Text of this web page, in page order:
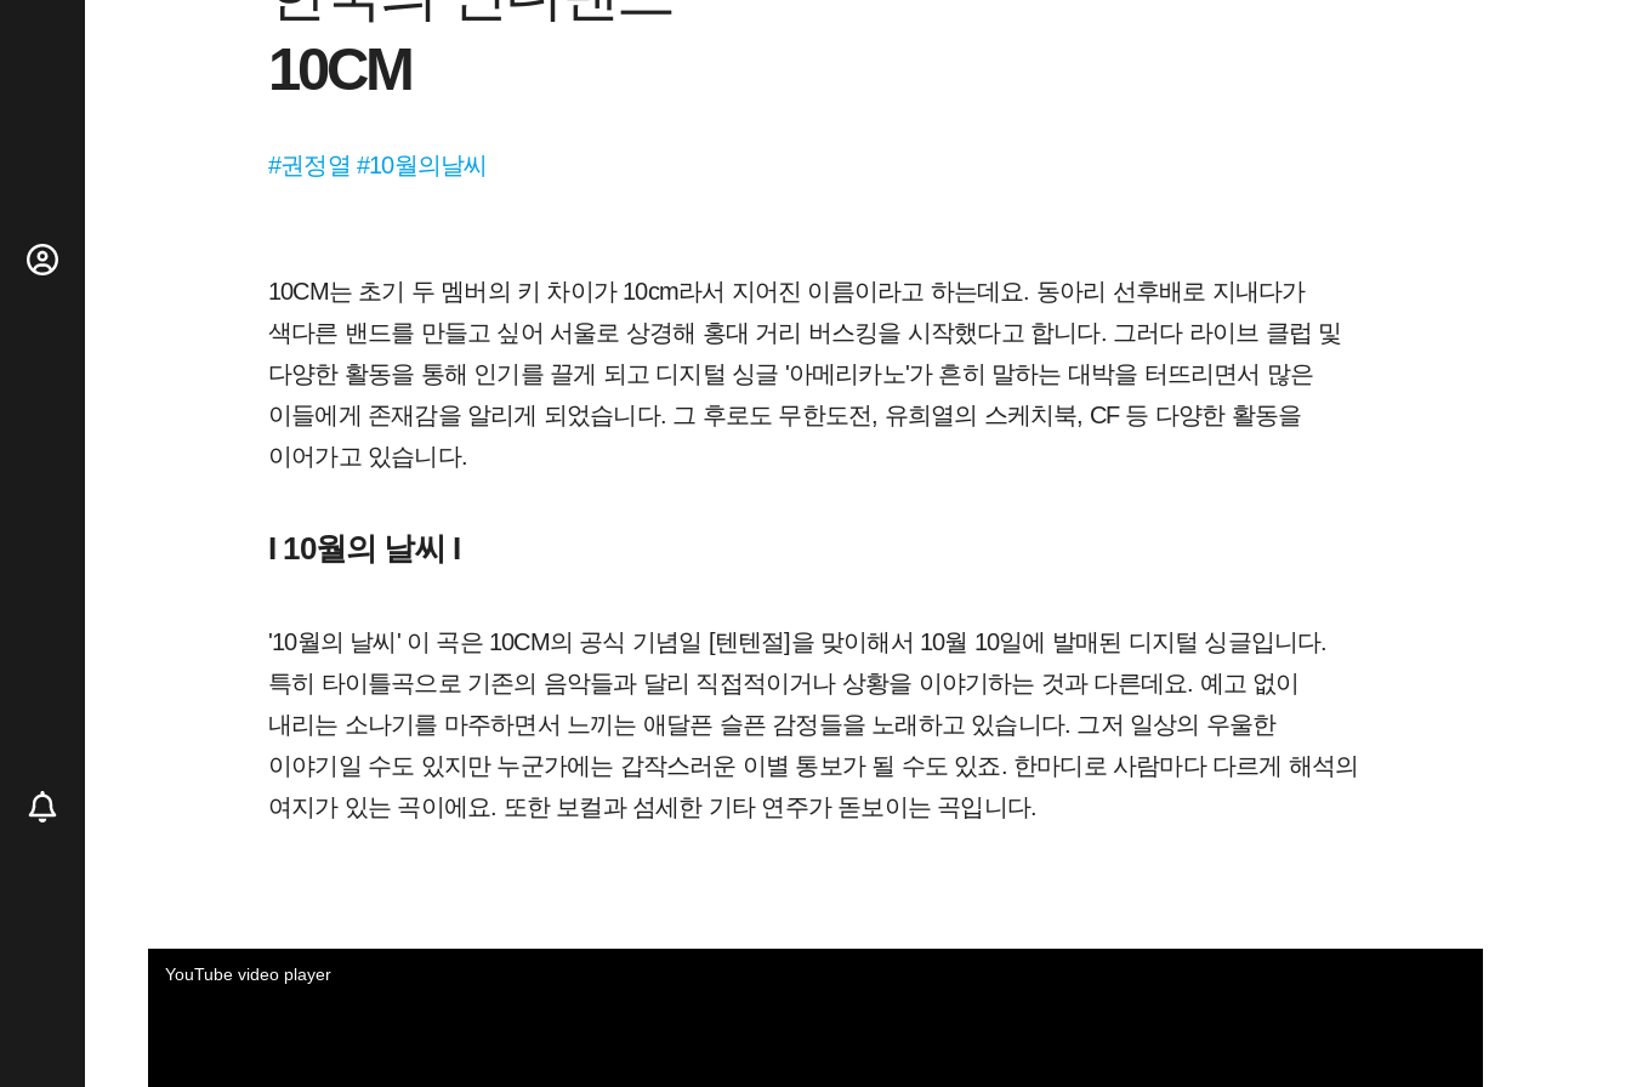
10CM
#권정열 #10월의날씨
10CM는 초기 두 멤버의 키 차이가 10cm라서 지어진 이름이라고 하는데요. 동아리 선후배로 지내다가
색다른 밴드를 만들고 싶어 서울로 상경해 홍대 거리 버스킹을 시작했다고 합니다. 그러다 라이브 클럽 및
다양한 활동을 통해 인기를 끌게 되고 디지털 싱글 '아메리카노'가 흔히 말하는 대박을 터뜨리면서 많은
이들에게 존재감을 알리게 되었습니다. 그 후로도 무한도전, 유희열의 스케치북, CF 등 다양한 활동을
이어가고 있습니다.
I 10월의 날씨 I
'10월의 날씨' 이 곡은 10CM의 공식 기념일 [텐텐절]을 맞이해서 10월 10일에 발매된 디지털 싱글입니다.
특히 타이틀곡으로 기존의 음악들과 달리 직접적이거나 상황을 이야기하는 것과 다른데요. 예고 없이
내리는 소나기를 마주하면서 느끼는 애달픈 슬픈 감정들을 노래하고 있습니다. 그저 일상의 우울한
이야기일 수도 있지만 누군가에는 갑작스러운 이별 통보가 될 수도 있죠. 한마디로 사람마다 다르게 해석의
여지가 있는 곡이에요. 또한 보컬과 섬세한 기타 연주가 돋보이는 곡입니다.
YouTube video player